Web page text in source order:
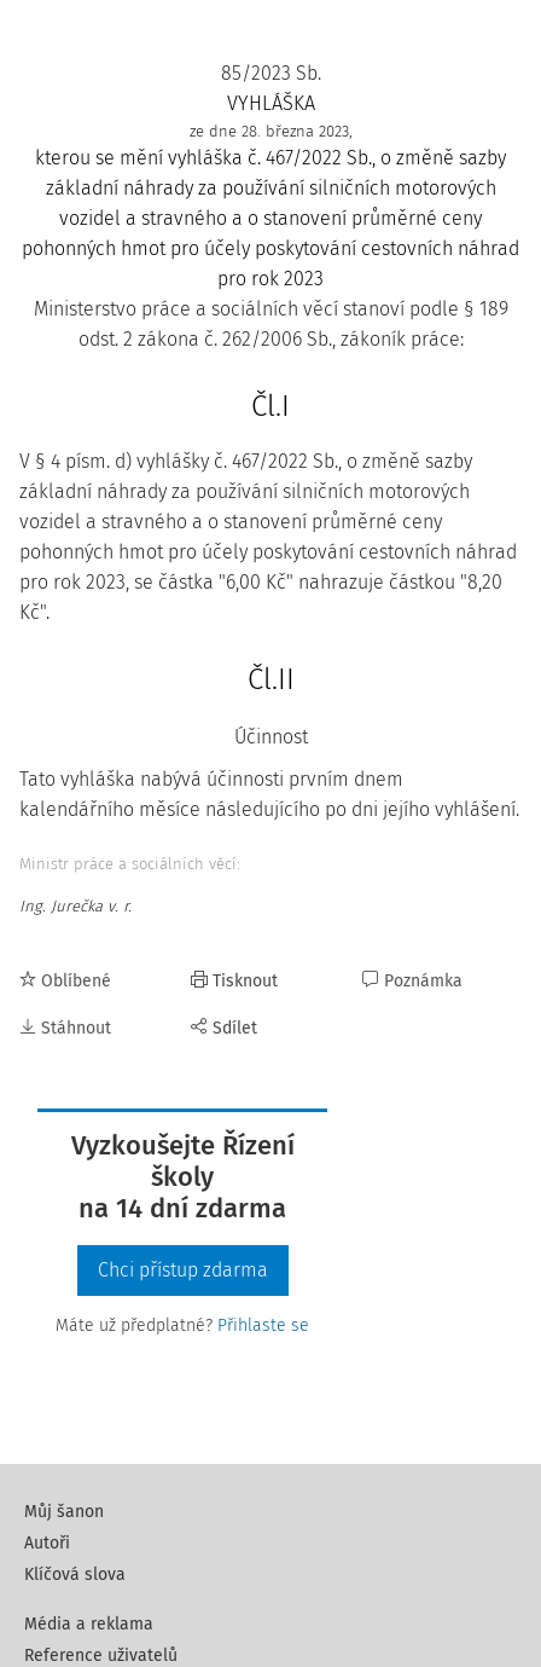
85/2023 Sb.
VYHLÁŠKA
ze dne 28. března 2023,
kterou se mění vyhláška č. 467/2022 Sb., o změně sazby
základní náhrady za používání silničních motorových
vozidel a stravného a o stanovení průměrné ceny
pohonných hmot pro účely poskytování cestovních náhrad
pro rok 2023
Ministerstvo práce a sociálních věcí stanoví podle § 189
odst. 2 zákona č. 262/2006 Sb., zákoník práce:
Čl.I
V § 4 písm. d) vyhlášky č. 467/2022 Sb., o změně sazby
základní náhrady za používání silničních motorových
vozidel a stravného a o stanovení průměrné ceny
pohonných hmot pro účely poskytování cestovních náhrad
pro rok 2023, se částka "6,00 Kč" nahrazuje částkou "8,20
Kč".
Čl.II
Účinnost
Tato vyhláška nabývá účinnosti prvním dnem
kalendářního měsíce následujícího po dni jejího vyhlášení.
Ministr práce a sociálních věcí:
Ing. Jurečka v. r.
Oblíbené
Stáhnout
Tisknout
Sdílet
Poznámka
Vyzkoušejte Řízení
školy
na 14 dní zdarma
Chci přístup zdarma
Máte už předplatné? Přihlaste se
Můj šanon
Autoři
Klíčová slova
Média a reklama
Reference uživatelů